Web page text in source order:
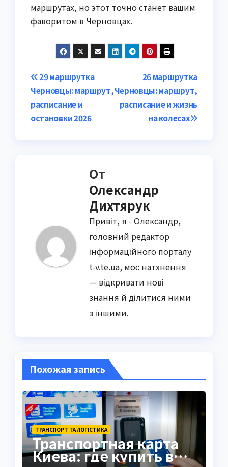
маршрутах, но этот точно станет вашим
фаворитом в Черновцах.
Навигация
по
записям
26 маршрутка
Черновцы: маршрут,
расписание и жизнь
на колесах
29 маршрутка
Черновцы: маршрут,
расписание и
остановки 2026
От
Олександр
Дихтярук
Привіт, я - Олександр,
головний редактор
інформаційного порталу
t-v.te.ua, моє натхнення
— відкривати нові
знання й ділитися ними
з іншими.
Похожая запись
ТРАНСПОРТ ТА ЛОГІСТИКА
Транспортная карта
Киева: где купить в